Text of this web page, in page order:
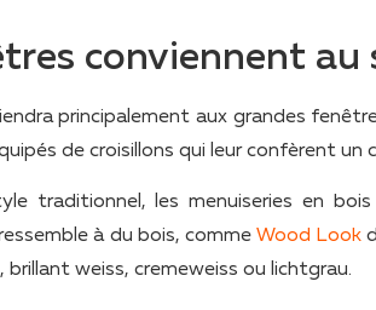
conviennent
principalement aux grandes
de croisillons qui leur confèrent un
traditionnel, les menuiseries en
à du bois, comme Wood Look
brillant weiss, cremeweiss ou lichtgrau.